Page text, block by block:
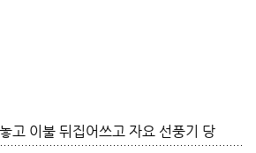
고 이불 뒤집어쓰고 자요 선풍기 당